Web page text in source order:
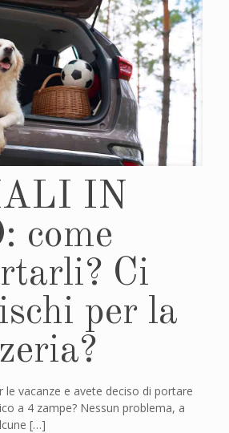
IN
come
Ci
per la
le vacanze e avete deciso di portare
a 4 zampe? Nessun problema, a
[…]